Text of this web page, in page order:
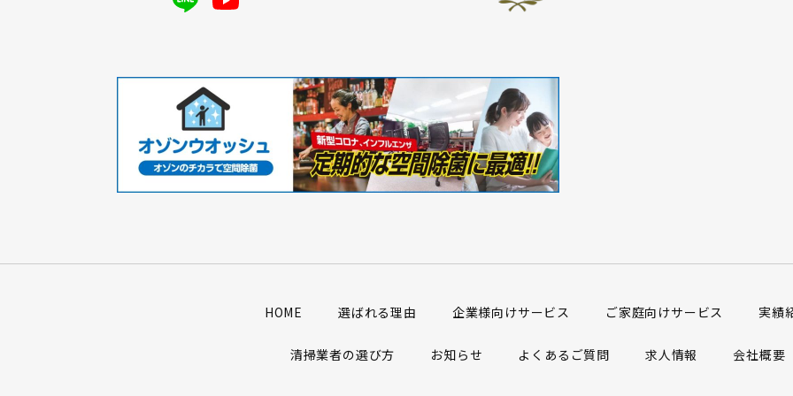
HOME 選ばれる理由 企業様向けサービス ご家庭向けサービス 実績
清掃業者の選び方 お知らせ よくあるご質問 求人情報 会社概要